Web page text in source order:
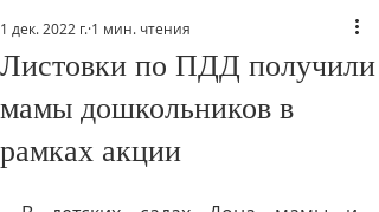
Листовки по ПДД получили
мамы дошкольников в
рамках акции
1 дек. 2022 г. 1 мин. чтения